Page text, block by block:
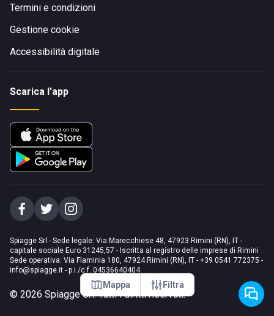
Mappa Filtra
Termini e condizioni
Gestione cookie
Accessibilità digitale
Scarica l'app
Spiagge Srl - Sede legale: Via Marecchiese 48, 47923 Rimini (RN), IT -
capitale sociale Euro 31245,57 - Iscritta al registro delle imprese di Rimini
Sede operativa: Via Flaminia 180, 47924 Rimini (RN), IT - +39 0541 772375 -
info@spiagge.it - p.i./c.f. 04536640404
© 2026 Spiagge Srl. Tutti i diritti riservati.